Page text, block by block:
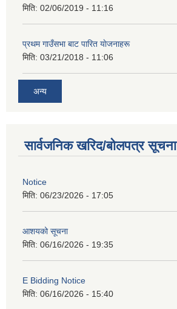
मिति: 02/06/2019 - 11:16
प्रथम गाउँसभा बाट पारित याेजनाहरू
मिति: 03/21/2018 - 11:06
अन्य
सार्वजनिक खरिद/बोलपत्र सूचना
Notice
मिति: 06/23/2026 - 17:05
आशयको सूचना
मिति: 06/16/2026 - 19:35
E Bidding Notice
मिति: 06/16/2026 - 15:40